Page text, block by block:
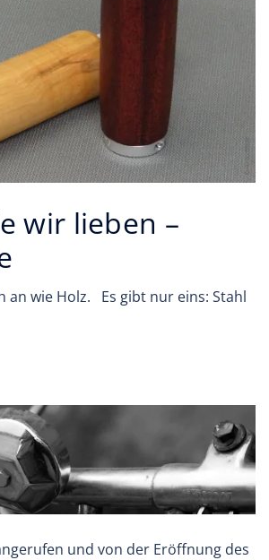
wir lieben –
an wie Holz. Es gibt nur eins: Stahl
und von der Eröffnung des